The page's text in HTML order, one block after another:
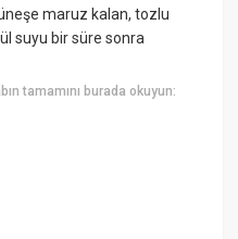
maruz kalan, tozlu
suyu bir süre sonra
tamamını burada okuyun: